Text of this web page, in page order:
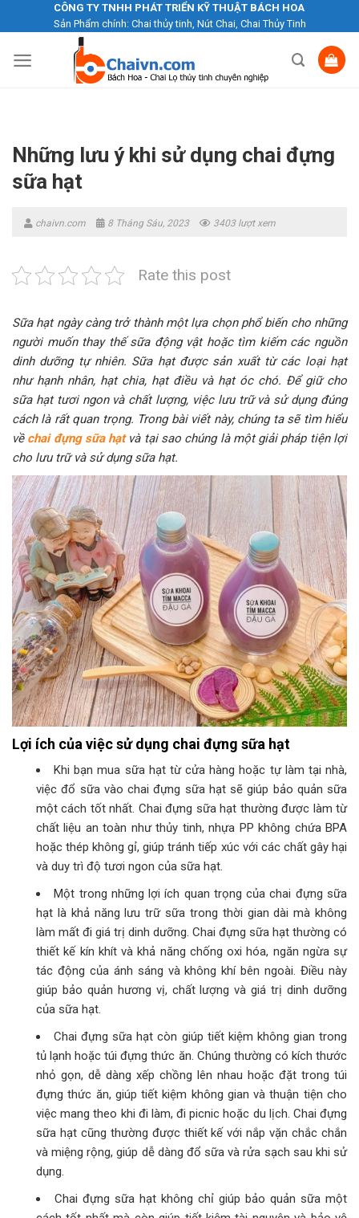
to
content
CÔNG TY TNHH PHÁT TRIỂN KỸ THUẬT BÁCH HOA
Sản Phẩm chính: Chai thủy tinh, Nút Chai, Chai Thủy Tinh
Những lưu ý khi sử dụng chai đựng
sữa hạt
chaivn.com 8 Tháng Sáu, 2023 3403 lượt xem
Rate this post
Sữa hạt ngày càng trở thành một lựa chọn phổ biến cho những
người muốn thay thế sữa động vật hoặc tìm kiếm các nguồn
dinh dưỡng tự nhiên. Sữa hạt được sản xuất từ các loại hạt
như hạnh nhân, hạt chia, hạt điều và hạt óc chó. Để giữ cho
sữa hạt tươi ngon và chất lượng, việc lưu trữ và sử dụng đúng
cách là rất quan trọng. Trong bài viết này, chúng ta sẽ tìm hiểu
về chai đựng sữa hạt và tại sao chúng là một giải pháp tiện lợi
cho lưu trữ và sử dụng sữa hạt.
Lợi ích của việc sử dụng chai đựng sữa hạt
Khi bạn mua sữa hạt từ cửa hàng hoặc tự làm tại nhà,
việc đổ sữa vào chai đựng sữa hạt sẽ giúp bảo quản sữa
một cách tốt nhất. Chai đựng sữa hạt thường được làm từ
chất liệu an toàn như thủy tinh, nhựa PP không chứa BPA
hoặc thép không gỉ, giúp tránh tiếp xúc với các chất gây hại
và duy trì độ tươi ngon của sữa hạt.
Một trong những lợi ích quan trọng của chai đựng sữa
hạt là khả năng lưu trữ sữa trong thời gian dài mà không
làm mất đi giá trị dinh dưỡng. Chai đựng sữa hạt thường có
thiết kế kín khít và khả năng chống oxi hóa, ngăn ngừa sự
tác động của ánh sáng và không khí bên ngoài. Điều này
giúp bảo quản hương vị, chất lượng và giá trị dinh dưỡng
của sữa hạt.
Chai đựng sữa hạt còn giúp tiết kiệm không gian trong
tủ lạnh hoặc túi đựng thức ăn. Chúng thường có kích thước
nhỏ gọn, dễ dàng xếp chồng lên nhau hoặc đặt trong túi
đựng thức ăn, giúp tiết kiệm không gian và thuận tiện cho
việc mang theo khi đi làm, đi picnic hoặc du lịch. Chai đựng
sữa hạt cũng thường được thiết kế với nắp vặn chắc chắn
và miệng rộng, giúp dễ dàng đổ sữa và rửa sạch sau khi sử
dụng.
Chai đựng sữa hạt không chỉ giúp bảo quản sữa một